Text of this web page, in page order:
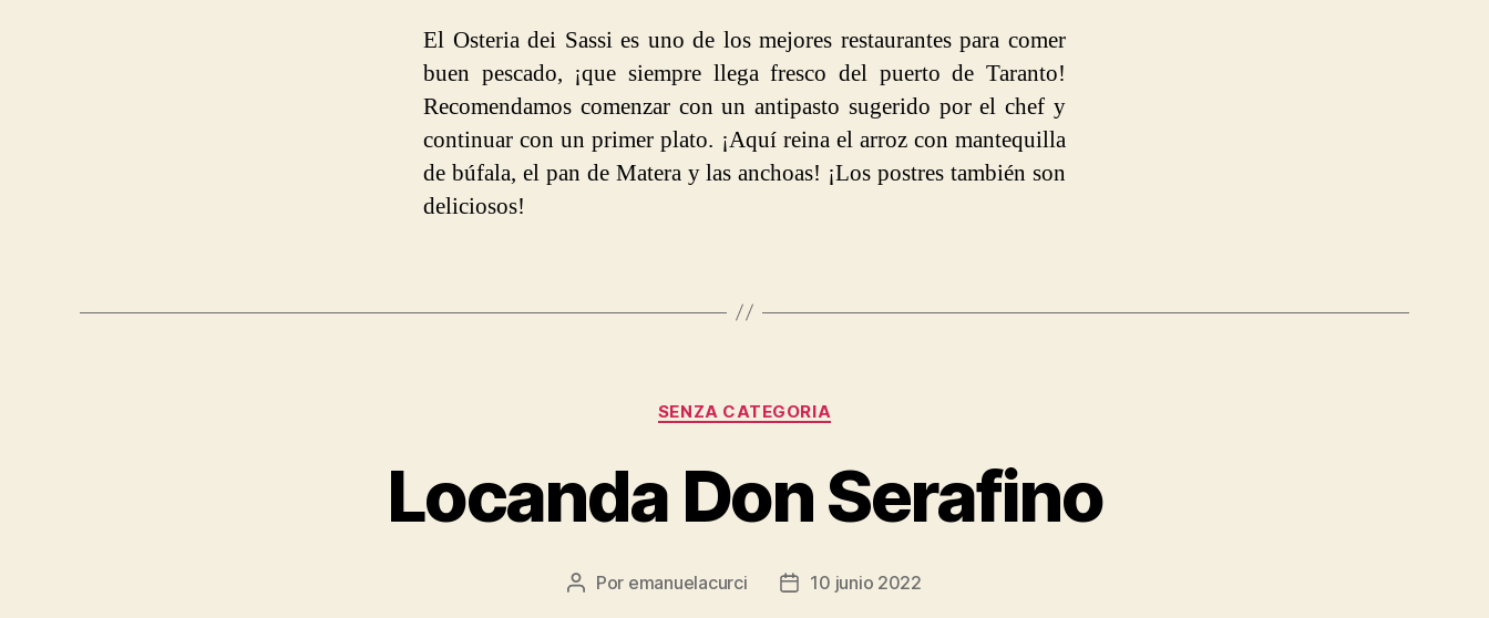
El Osteria dei Sassi es uno de los mejores restaurantes para comer
buen pescado, ¡que siempre llega fresco del puerto de Taranto!
Recomendamos comenzar con un antipasto sugerido por el chef y
continuar con un primer plato. ¡Aquí reina el arroz con mantequilla
de búfala, el pan de Matera y las anchoas! ¡Los postres también son
deliciosos!
Categorías
SENZA CATEGORIA
Locanda Don Serafino
Autor
Por emanuelacurci
Fecha10 junio 2022